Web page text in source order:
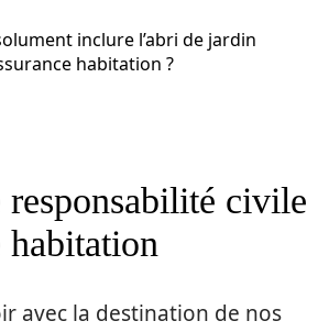
inclure l’abri de jardin
habitation ?
responsabilité civile
habitation
avec la destination de nos